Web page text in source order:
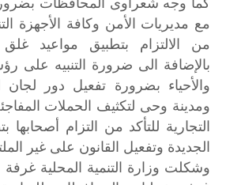
مع مديريات الأمن وكافة الأجهزة
من الالتزام بتطبيق مواعيد غلق
بالإضافة الى ضرورة التنبيه على
والأحياء بضرورة تفعيل دور لجان
ومدينة وحى لتكثيف الحملات
التجارية للتأكد من التزام أصحابها
الجديدة وتفعيل القانون على غير
وشكلت وزارة التنمية المحلية